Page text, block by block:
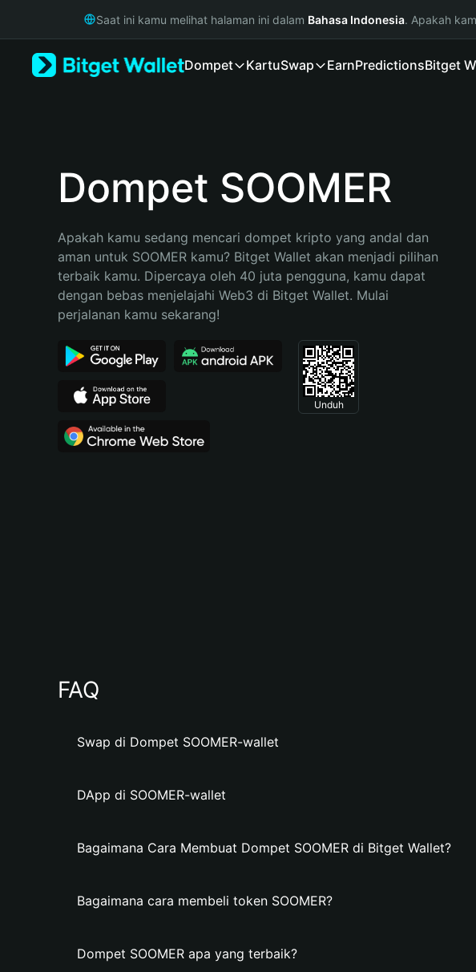
Русский
Bahasa Indonesia
Español (Argentina)
Saat ini kamu melihat halaman ini dalam Bahasa Indonesia. Apakah
Dompet KartuSwap EarnPredictionsBitget
Dompet SOOMER
Apakah kamu sedang mencari dompet kripto yang andal dan
aman untuk SOOMER kamu? Bitget Wallet akan menjadi pilihan
terbaik kamu. Dipercaya oleh 40 juta pengguna, kamu dapat
dengan bebas menjelajahi Web3 di Bitget Wallet. Mulai
perjalanan kamu sekarang!
Unduh
FAQ
Swap di Dompet SOOMER-wallet
DApp di SOOMER-wallet
Bagaimana Cara Membuat Dompet SOOMER di Bitget Wallet?
Bagaimana cara membeli token SOOMER?
Dompet SOOMER apa yang terbaik?